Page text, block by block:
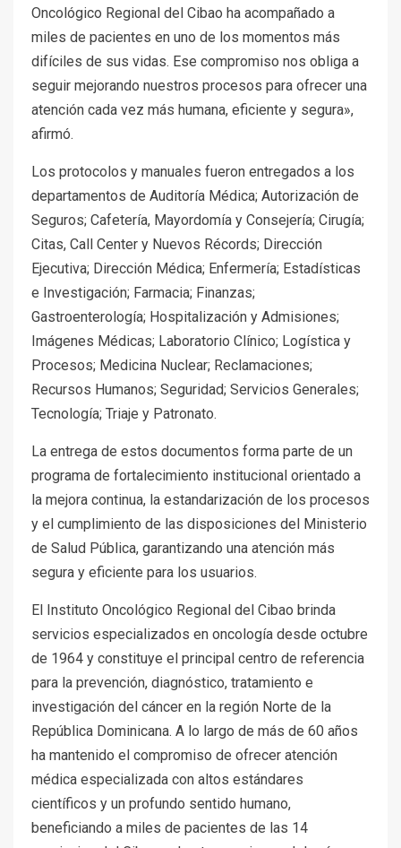
Oncológico Regional del Cibao ha acompañado a
miles de pacientes en uno de los momentos más
difíciles de sus vidas. Ese compromiso nos obliga a
seguir mejorando nuestros procesos para ofrecer una
atención cada vez más humana, eficiente y segura»,
afirmó.
Los protocolos y manuales fueron entregados a los
departamentos de Auditoría Médica; Autorización de
Seguros; Cafetería, Mayordomía y Consejería; Cirugía;
Citas, Call Center y Nuevos Récords; Dirección
Ejecutiva; Dirección Médica; Enfermería; Estadísticas
e Investigación; Farmacia; Finanzas;
Gastroenterología; Hospitalización y Admisiones;
Imágenes Médicas; Laboratorio Clínico; Logística y
Procesos; Medicina Nuclear; Reclamaciones;
Recursos Humanos; Seguridad; Servicios Generales;
Tecnología; Triaje y Patronato.
La entrega de estos documentos forma parte de un
programa de fortalecimiento institucional orientado a
la mejora continua, la estandarización de los procesos
y el cumplimiento de las disposiciones del Ministerio
de Salud Pública, garantizando una atención más
segura y eficiente para los usuarios.
El Instituto Oncológico Regional del Cibao brinda
servicios especializados en oncología desde octubre
de 1964 y constituye el principal centro de referencia
para la prevención, diagnóstico, tratamiento e
investigación del cáncer en la región Norte de la
República Dominicana. A lo largo de más de 60 años
ha mantenido el compromiso de ofrecer atención
médica especializada con altos estándares
científicos y un profundo sentido humano,
beneficiando a miles de pacientes de las 14